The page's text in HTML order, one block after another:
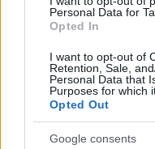
Personal Data for
Opted In
I want to opt-out of
Retention, Sale,
Personal Data that
Purposes for which
Opted Out
Google consents